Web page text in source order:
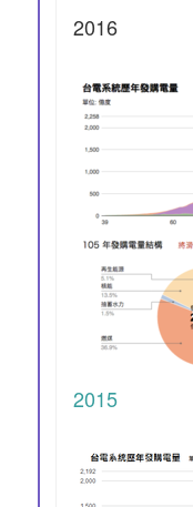
2016
2015